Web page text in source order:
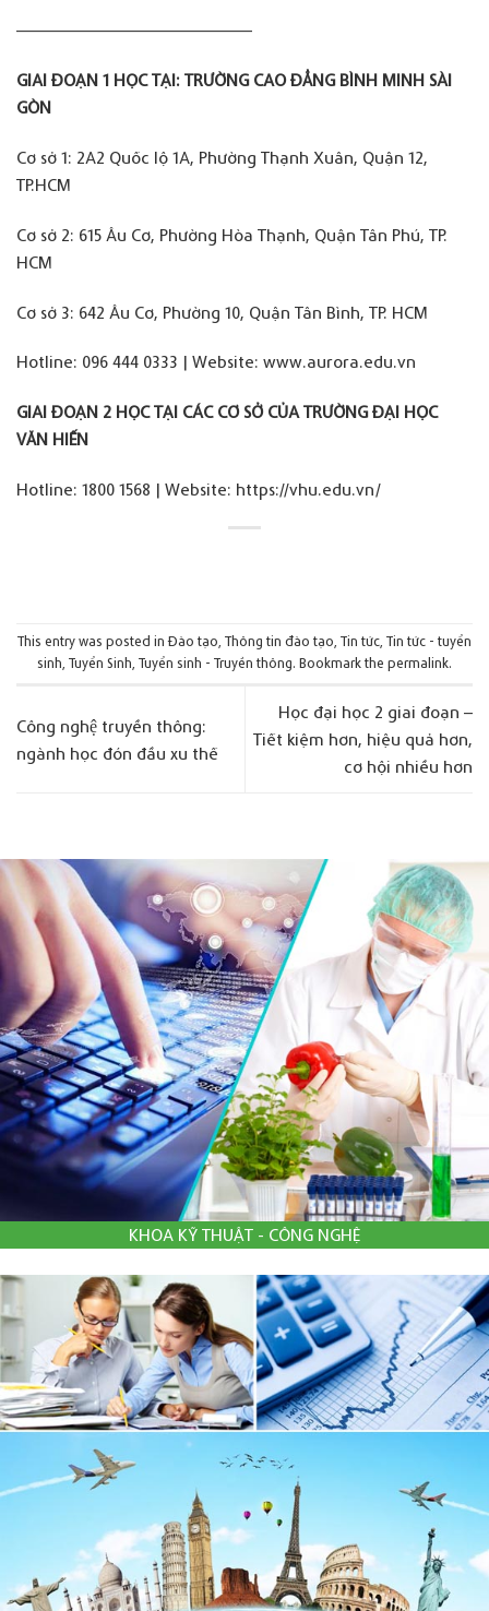
————————————————–
GIAI ĐOẠN 1 HỌC TẠI: TRƯỜNG CAO ĐẲNG BÌNH MINH SÀI
GÒN
Cơ sở 1: 2A2 Quốc lộ 1A, Phường Thạnh Xuân, Quận 12,
TP.HCM
Cơ sở 2: 615 Âu Cơ, Phường Hòa Thạnh, Quận Tân Phú, TP.
HCM
Cơ sở 3: 642 Âu Cơ, Phường 10, Quận Tân Bình, TP. HCM
Hotline: 096 444 0333 | Website: www.aurora.edu.vn
GIAI ĐOẠN 2 HỌC TẠI CÁC CƠ SỞ CỦA TRƯỜNG ĐẠI HỌC
VĂN HIẾN
Hotline: 1800 1568 | Website: https://vhu.edu.vn/
This entry was posted inĐào tạo, Thông tin đào tạo, Tin tức, Tin tức - tuyển
sinh, Tuyển Sinh, Tuyển sinh - Truyền thông. Bookmark the permalink.
Công nghệ truyền thông:
ngành học đón đầu xu thế
Học đại học 2 giai đoạn –
Tiết kiệm hơn, hiệu quả hơn,
cơ hội nhiều hơn
KHOA KỸ THUẬT - CÔNG NGHỆ